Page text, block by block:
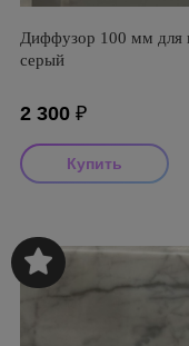
Диффузор 100 мм для
серый
2 300 ₽